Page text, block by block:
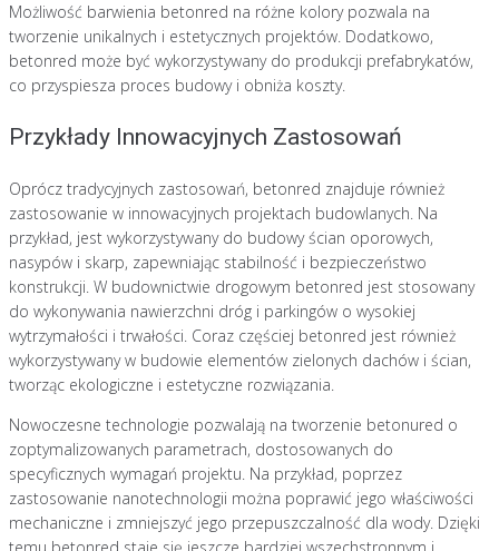
Możliwość barwienia betonred na różne kolory pozwala na
tworzenie unikalnych i estetycznych projektów. Dodatkowo,
betonred może być wykorzystywany do produkcji prefabrykatów,
co przyspiesza proces budowy i obniża koszty.
Przykłady Innowacyjnych Zastosowań
Oprócz tradycyjnych zastosowań, betonred znajduje również
zastosowanie w innowacyjnych projektach budowlanych. Na
przykład, jest wykorzystywany do budowy ścian oporowych,
nasypów i skarp, zapewniając stabilność i bezpieczeństwo
konstrukcji. W budownictwie drogowym betonred jest stosowany
do wykonywania nawierzchni dróg i parkingów o wysokiej
wytrzymałości i trwałości. Coraz częściej betonred jest również
wykorzystywany w budowie elementów zielonych dachów i ścian,
tworząc ekologiczne i estetyczne rozwiązania.
Nowoczesne technologie pozwalają na tworzenie betonured o
zoptymalizowanych parametrach, dostosowanych do
specyficznych wymagań projektu. Na przykład, poprzez
zastosowanie nanotechnologii można poprawić jego właściwości
mechaniczne i zmniejszyć jego przepuszczalność dla wody. Dzięki